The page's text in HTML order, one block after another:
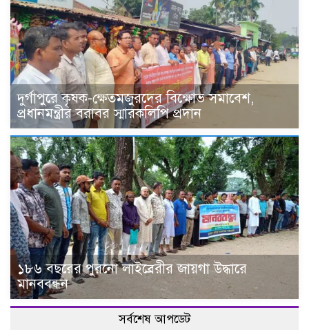
দুর্গাপুরে কৃষক-ক্ষেতমজুরদের বিক্ষোভ সমাবেশ,
প্রধানমন্ত্রীর বরাবর স্মারকলিপি প্রদান
১৮৬ বছরের পুরনো লাইব্রেরীর জায়গা উদ্ধারে
মানববন্ধন
সর্বশেষ আপডেট